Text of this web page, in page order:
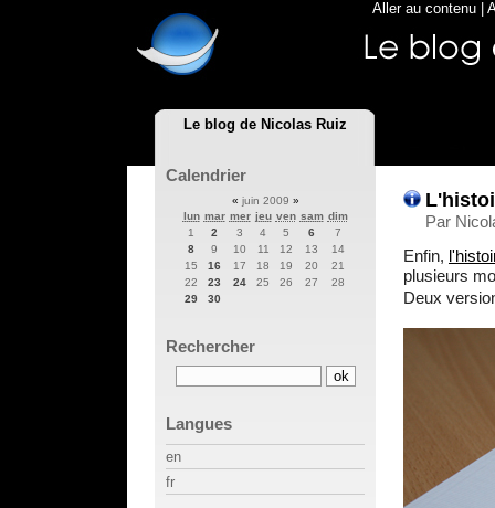
Le blog de Nicolas Ruiz
Aller au contenu
Par
Enfin,
plusieurs
Deux
Calendrier
« juin 2009 »
lun mar mer jeu ven sam dim
1
2 3 4 5 6
7
8
9 10 11 12 13
14
15
16 17 18 19 20
21
22
23 24 25 26 27
28
29
30
Rechercher
Langues
en
fr